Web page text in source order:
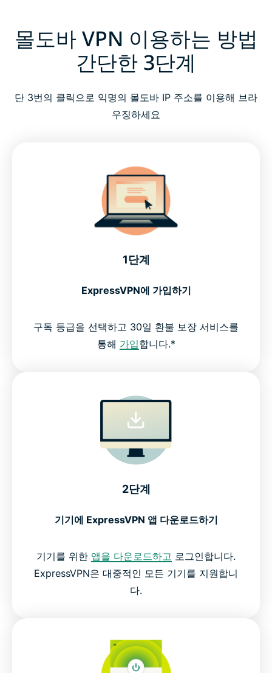
몰도바 VPN 이용하는 방법
간단한 3단계
단 3번의 클릭으로 익명의 몰도바 IP 주소를 이용해 브라
우징하세요
1단계
ExpressVPN에 가입하기
구독 등급을 선택하고 30일 환불 보장 서비스를
통해 가입합니다.*
2단계
기기에 ExpressVPN 앱 다운로드하기
기기를 위한 앱을 다운로드하고 로그인합니다.
ExpressVPN은 대중적인 모든 기기를 지원합니
다.